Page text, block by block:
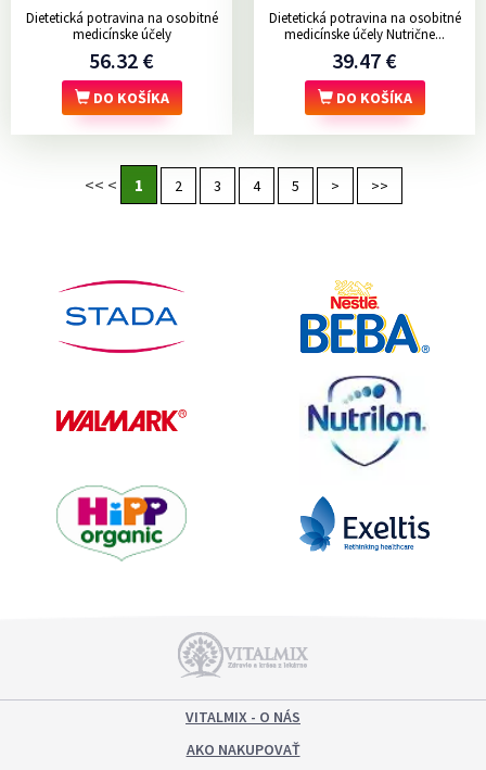
Dietetická potravina na osobitné
medicínske účely
56.32 €
DO KOŠÍKA
Dietetická potravina na osobitné
medicínske účely Nutrične...
39.47 €
DO KOŠÍKA
<< < 1 2 3 4 5 > >>
VITALMIX - O NÁS
AKO NAKUPOVAŤ